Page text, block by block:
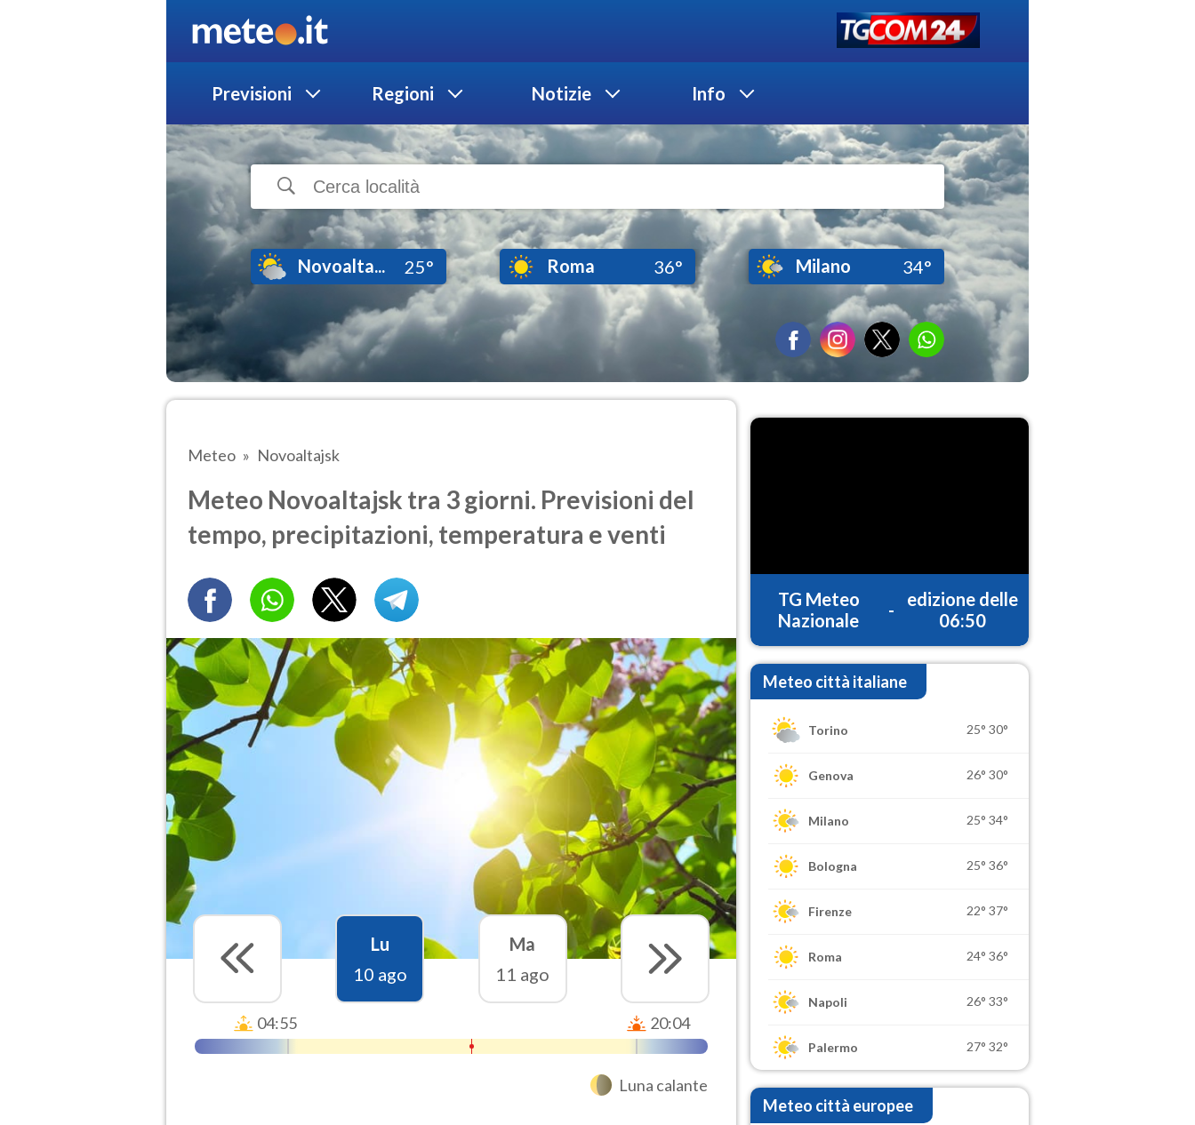
Previsioni Regioni Notizie Info
Novoalta... 25° Roma 36° Milano 34°
Meteo Novoaltajsk
Meteo Novoaltajsk tra 3 giorni. Previsioni del
tempo, precipitazioni, temperatura e venti
Lu
10 ago
Ma
11 ago
04:55 20:04
Luna calante
TG Meteo
Nazionale
-
edizione delle
06:50
Meteo città italiane
Torino 25° 30°
Genova 26° 30°
Milano 25° 34°
Bologna 25° 36°
Firenze 22° 37°
Roma 24° 36°
Napoli 26° 33°
Palermo 27° 32°
Meteo città europee